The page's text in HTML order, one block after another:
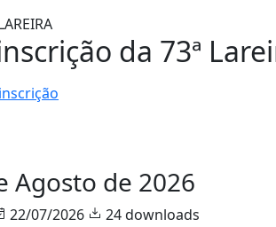
da 73ª
Agosto de 2026
22/07/2026
24 downloads